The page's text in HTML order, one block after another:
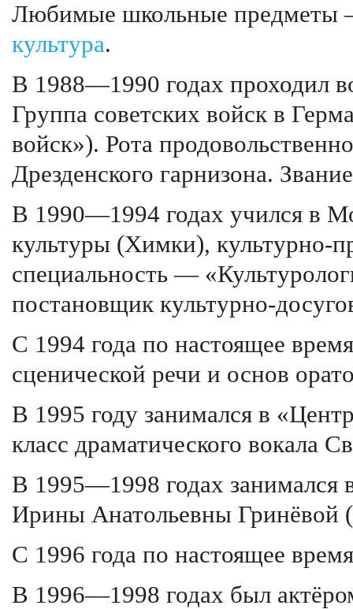
Любимые школьные
культура.
В 1988—1990 годах проходил
Группа советских войск в
войск»). Рота
Дрезденского гарнизона.
В 1990—1994 годах учился в
культуры (Химки), культурно-
специальность —
постановщик культурно-
С 1994 года по настоящее
сценической речи и основ
В 1995 году занимался в
класс драматического вокала
В 1995—1998 годах занимался
Ирины Анатольевны Гринёвой
С 1996 года по настоящее
В 1996—1998 годах был